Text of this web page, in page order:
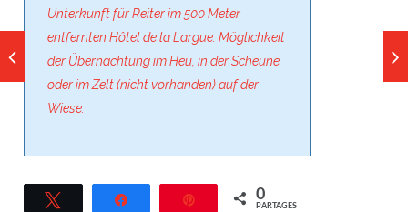
Unterkunft für Reiter im 500 Meter
entfernten Hôtel de la Largue. Möglichkeit
der Übernachtung im Heu, in der Scheune
oder im Zelt (nicht vorhanden) auf der
Wiese.
Tweetez Partagez Épingle 0
PARTAGES